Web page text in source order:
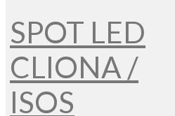
SPOT LED
CLIONA /
ISOS